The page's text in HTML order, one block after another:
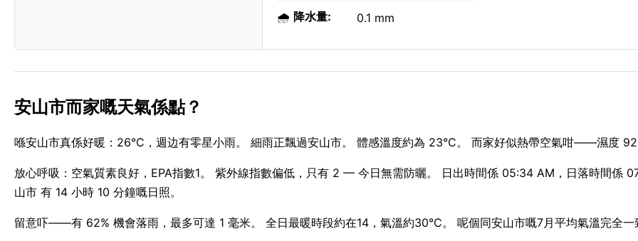
🌧️ 降水量: 0.1 mm
安山市而家嘅天氣係點？
喺安山市真係好暖：26°C，週边有零星小雨。 細雨正飄過安山市。 體感溫度約為 23°C。 而家好似熱帶空氣咁——濕度
放心呼吸：空氣質素良好，EPA指數1。 紫外線指數偏低，只有 2 — 今日無需防曬。 日出時間係 05:34 AM，日落時間係
山市 有 14 小時 10 分鐘嘅日照。
留意吓——有 62% 機會落雨，最多可達 1 毫米。 全日最暖時段約在14，氣溫約30°C。 呢個同安山市嘅7月平均氣溫完全一